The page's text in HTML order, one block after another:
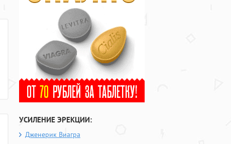
УСИЛЕНИЕ ЭРЕКЦИИ:
Дженерик Виагра